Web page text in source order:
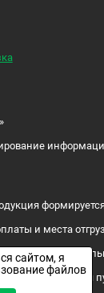
и места
носит
не является
сайтом, я
файлов